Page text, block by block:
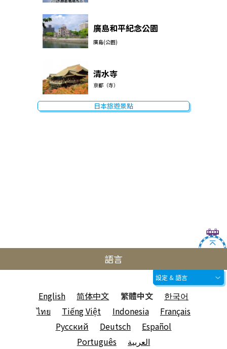
廣島和平紀念公園
廣島(公園)
清水寺
京都（寺）
日本旅遊景點
語言
設定 & 語言
English 简体中文 繁體中文
한국어
ไทย
Tiếng Việt Indonesia
Français
Русский
Deutsch
Español
Português
العربية